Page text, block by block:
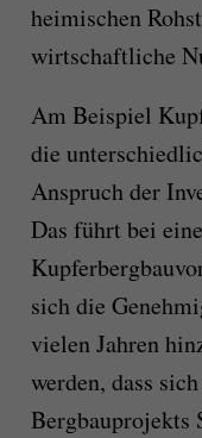
heimischen
wirtschaftliche
Am Beispiel
die
Anspruch der
Das führt bei
sich die
vielen Jahren
werden, dass
Bergbauprojekts